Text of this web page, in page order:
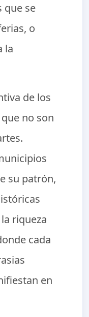
que se
o
la
de los
no son
su patrón,
riqueza
cada
en